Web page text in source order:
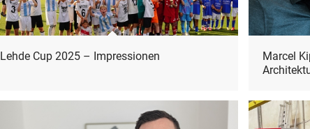
Lehde Cup 2025 – Impressionen
Marcel